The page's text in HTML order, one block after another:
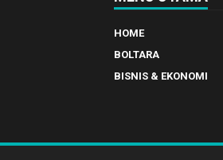
HOME
BOLTARA
BISNIS & EKONOMI